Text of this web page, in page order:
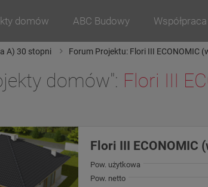
domów ABC Budowy Współpraca
A) 30 stopni Forum Projektu: Flori III ECONOMIC
domów": Flori III
Flori III ECONOMIC
Pow. użytkowa
Pow. netto